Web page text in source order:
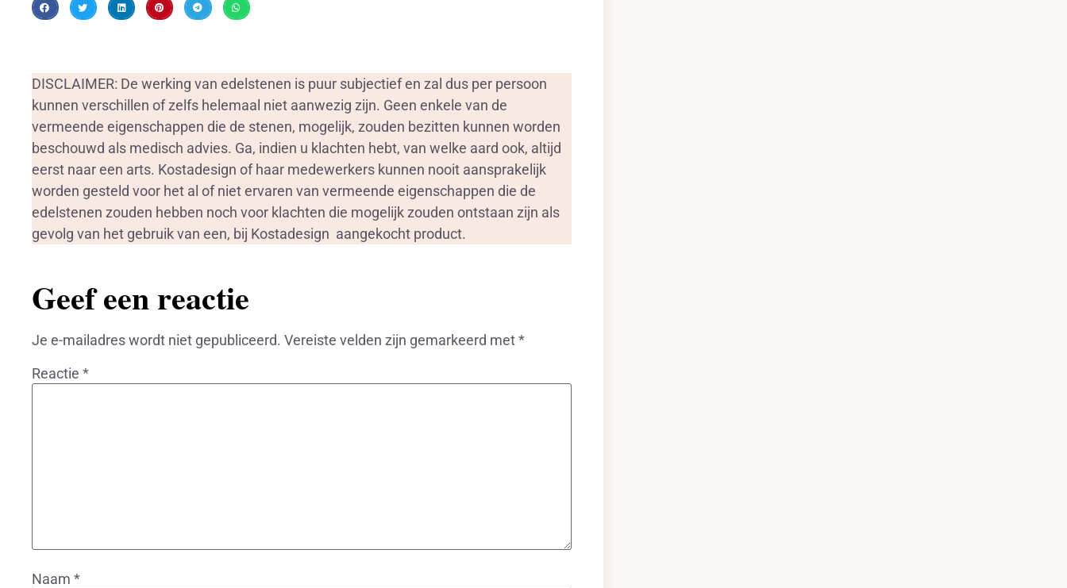
DISCLAIMER: De werking van edelstenen is puur subjectief en zal dus per persoon
kunnen verschillen of zelfs helemaal niet aanwezig zijn. Geen enkele van de
vermeende eigenschappen die de stenen, mogelijk, zouden bezitten kunnen worden
beschouwd als medisch advies. Ga, indien u klachten hebt, van welke aard ook, altijd
eerst naar een arts. Kostadesign of haar medewerkers kunnen nooit aansprakelijk
worden gesteld voor het al of niet ervaren van vermeende eigenschappen die de
edelstenen zouden hebben noch voor klachten die mogelijk zouden ontstaan zijn als
gevolg van het gebruik van een, bij Kostadesign aangekocht product.
Geef een reactie
Je e-mailadres wordt niet gepubliceerd. Vereiste velden zijn gemarkeerd met*
Reactie *
Naam *